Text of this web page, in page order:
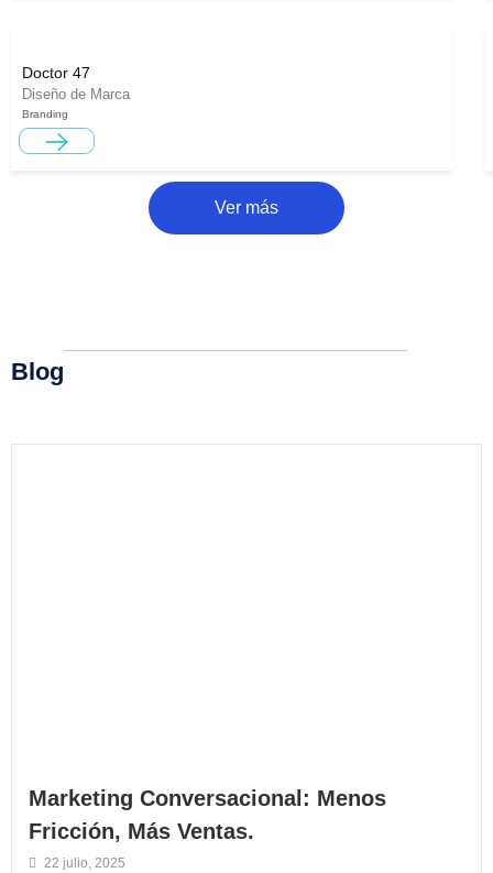
Doctor 47
Diseño de Marca
Branding
Ver más
Blog
Marketing Conversacional: Menos
Fricción, Más Ventas.
22 julio, 2025